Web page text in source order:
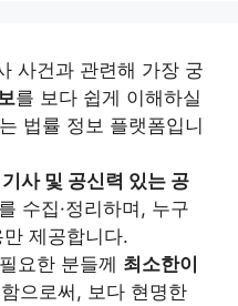
사건과 관련해 가장 궁
를 보다 쉽게 이해하실
법률 정보 플랫폼입니
사 및 공신력 있는 공
수집·정리하며, 누구
제공합니다.
요한 분들께 최소한이
으로써, 보다 현명한